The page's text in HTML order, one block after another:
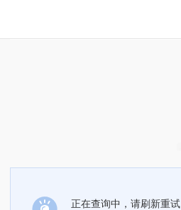
正在查询中，请刷新重试